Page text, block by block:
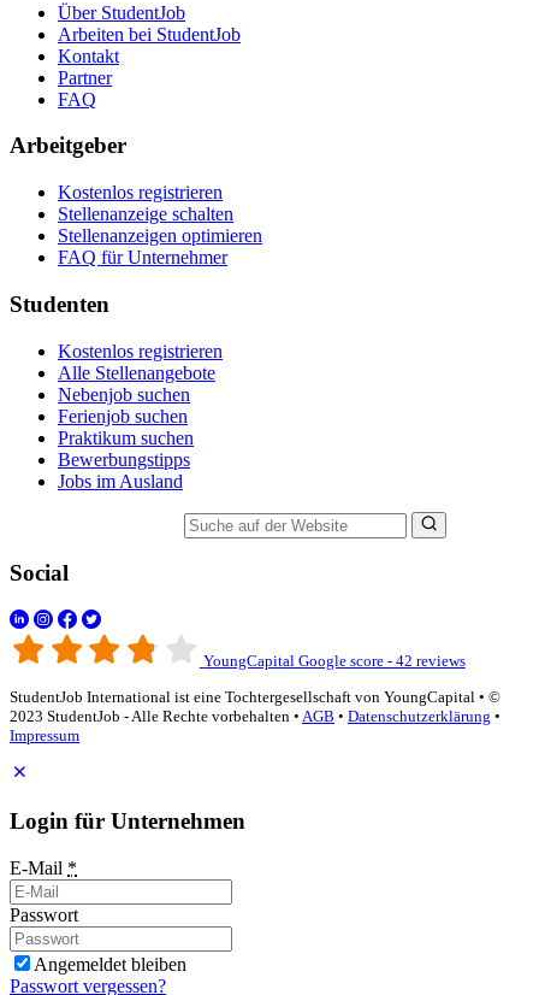
Über StudentJob
Arbeiten bei StudentJob
Kontakt
Partner
FAQ
Arbeitgeber
Kostenlos registrieren
Stellenanzeige schalten
Stellenanzeigen optimieren
FAQ für Unternehmer
Studenten
Kostenlos registrieren
Alle Stellenangebote
Nebenjob suchen
Ferienjob suchen
Praktikum suchen
Bewerbungstipps
Jobs im Ausland
Social
YoungCapital Google score - 42 reviews
StudentJob International ist eine Tochtergesellschaft von YoungCapital • ©
2023 StudentJob - Alle Rechte vorbehalten • AGB • Datenschutzerklärung •
Impressum
Login für Unternehmen
E-Mail *
Passwort
Angemeldet bleiben
Passwort vergessen?